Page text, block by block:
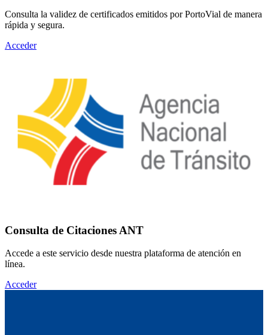
Consulta la validez de certificados emitidos por PortoVial de manera
rápida y segura.
Acceder
Consulta de Citaciones ANT
Accede a este servicio desde nuestra plataforma de atención en
línea.
Acceder